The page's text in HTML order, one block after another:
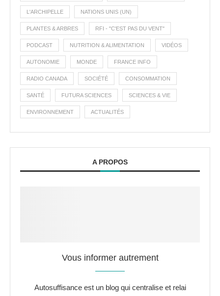
L'ARCHIPELLE NATIONS UNIS (UN)
PLANTES & ARBRES RFI - "C'EST PAS DU VENT"
PODCAST NUTRITION & ALIMENTATION VIDÉOS
AUTONOMIE MONDE FRANCE INFO
RADIO CANADA SOCIÉTÉ CONSOMMATION
SANTÉ FUTURA SCIENCES SCIENCES & VIE
ENVIRONNEMENT ACTUALITÉS
A PROPOS
Vous informer autrement
Autosuffisance est un blog qui centralise et relai